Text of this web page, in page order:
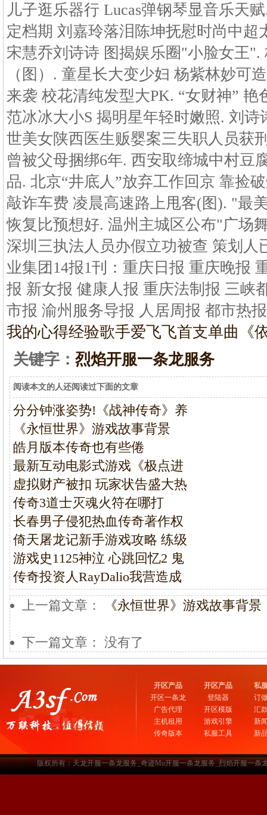
儿子逛乐器行 Lucas弹钢琴显音乐天
定档期 刘嘉玲落泪陈坤抚慰时尚中超
宋慧乔刘诗诗 图揭娱乐圈"小脸女王".
（图）. 童星长大变少妇 杨紫林妙可
来袭 校花清纯发型大PK. “女财神”
范冰冰大小S 揭明星年轻时嫩照. 刘
世美女陕西医生贩婴案三失职人员获
曾被父母捆绑6年. 西安取缔城中村豆
品. 北京“井底人”放弃工作回京 靠捡
敲诈车费 凌晨高速路上甩客(图). "最
恢复比预想好. 温州主城区公布"广场
深圳三执法人员办假立功被查 策划人
业集团14报1刊：重庆日报 重庆晚报
报 新女报 健康人报 重庆法制报 三峡
市报 渝州服务导报 人居周报 都市热
我的心得经验歌手爱飞飞首支单曲《
关键字： 烈焰开服一条龙服务
阅读本文的人还阅读过下面的文章
分分钟涨姿势!《战神传奇》养
《永恒世界》游戏故事背景
皓月版本传奇也有些倦
最新互动电影式游戏《极点进
虚拟财产被扣 玩家状告盛大热
传奇3道士灭魂火符在哪打
长春男子侵犯热血传奇著作权
倚天屠龙记新手游戏攻略 练级
游戏史1125神泣 心跳回忆2 鬼
传奇投资人RayDalio我营造成
上一篇文章：
《永恒世界》游戏故事背景
下一篇文章： 没有了
开区产品
开区一条龙
广告代理
主机租用
传奇版本
开区产品
登陆器
开区模版
游戏引擎
私服工具
私
订
汇
新
新
版权所有：天龙开服一条龙服务_奇迹Mu开服一条龙服务_烈焰开服一条